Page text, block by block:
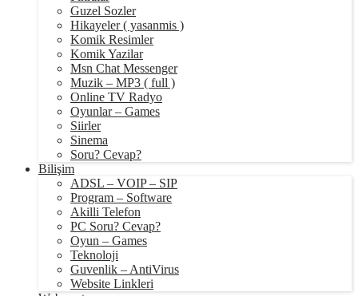
Guzel Sozler
Hikayeler ( yasanmis )
Komik Resimler
Komik Yazilar
Msn Chat Messenger
Muzik – MP3 ( full )
Online TV Radyo
Oyunlar – Games
Siirler
Sinema
Soru? Cevap?
Bilişim
ADSL – VOIP – SIP
Program – Software
Akilli Telefon
PC Soru? Cevap?
Oyun – Games
Teknoloji
Guvenlik – AntiVirus
Website Linkleri